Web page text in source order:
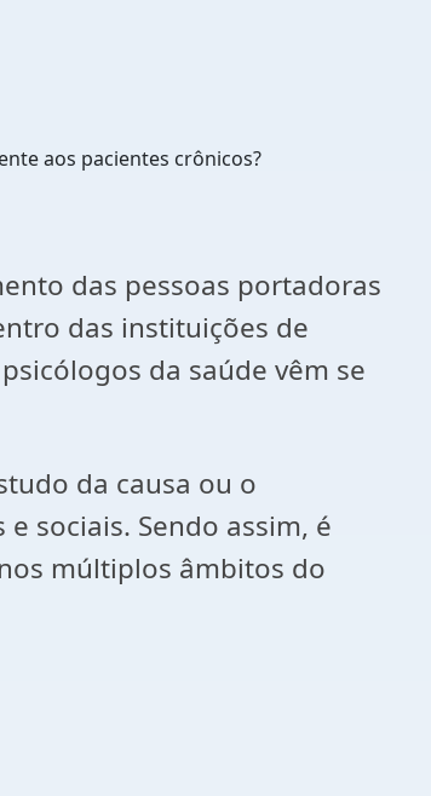
aos pacientes crônicos?
das pessoas portadoras
das instituições de
da saúde vêm se
da causa ou o
sociais. Sendo assim, é
múltiplos âmbitos do